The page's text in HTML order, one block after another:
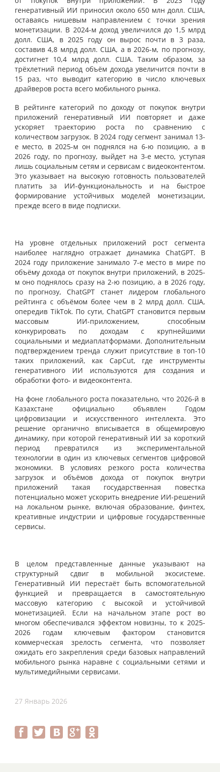
генеративный ИИ приносил около 650 млн долл. США,
оставаясь нишевым направлением с точки зрения
монетизации. В 2024-м доход увеличился до 1,5 млрд
долл. США, в 2025 году он вырос почти в 3 раза,
составив 4,8 млрд долл. США, а в 2026-м, по прогнозу,
достигнет 10,4 млрд долл. США. Таким образом, за
трёхлетний период объём дохода увеличится почти в
15 раз, что выводит категорию в число ключевых
драйверов роста всего мобильного рынка.
В рейтинге категорий по доходу от покупок внутри
приложений генеративный ИИ повторяет и даже
ускоряет траекторию роста по сравнению с
количеством загрузок. В 2024 году сегмент занимал 13-
е место, в 2025-м он поднялся на 6-ю позицию, а в
2026 году, по прогнозу, выйдет на 3-е место, уступая
лишь социальным сетям и сервисам с видеоконтентом.
Это указывает на высокую готовность пользователей
платить за ИИ-функциональность и на быстрое
формирование устойчивых моделей монетизации,
прежде всего в виде подписки.
На уровне отдельных приложений рост сегмента
наиболее наглядно отражает динамика ChatGPT. В
2024 году приложение занимало 7-е место в мире по
объёму дохода от покупок внутри приложений, в 2025-
м оно поднялось сразу на 2-ю позицию, а в 2026 году,
по прогнозу, ChatGPT станет лидером глобального
рейтинга с объёмом более чем в 2 млрд долл. США,
опередив TikTok. По сути, ChatGPT становится первым
массовым ИИ-приложением, способным
конкурировать по доходам с крупнейшими
социальными и медиаплатформами. Дополнительным
подтверждением тренда служит присутствие в топ-10
таких приложений, как CapCut, где инструменты
генеративного ИИ используются для создания и
обработки фото- и видеоконтента.
На фоне глобального роста показательно, что 2026-й в
Казахстане официально объявлен Годом
цифровизации и искусственного интеллекта. Это
решение органично вписывается в общемировую
динамику, при которой генеративный ИИ за короткий
период превратился из экспериментальной
технологии в один из ключевых сегментов цифровой
экономики. В условиях резкого роста количества
загрузок и объёмов дохода от покупок внутри
приложений такая государственная повестка
потенциально может ускорить внедрение ИИ-решений
на локальном рынке, включая образование, финтех,
креативные индустрии и цифровые государственные
сервисы.
В целом представленные данные указывают на
структурный сдвиг в мобильной экосистеме.
Генеративный ИИ перестаёт быть вспомогательной
функцией и превращается в самостоятельную
массовую категорию с высокой и устойчивой
монетизацией. Если на начальном этапе рост во
многом обеспечивался эффектом новизны, то к 2025-
2026 годам ключевым фактором становится
коммерческая зрелость сегмента, что позволяет
ожидать его закрепления среди базовых направлений
мобильного рынка наравне с социальными сетями и
мультимедийными сервисами.
27 Январь 2026